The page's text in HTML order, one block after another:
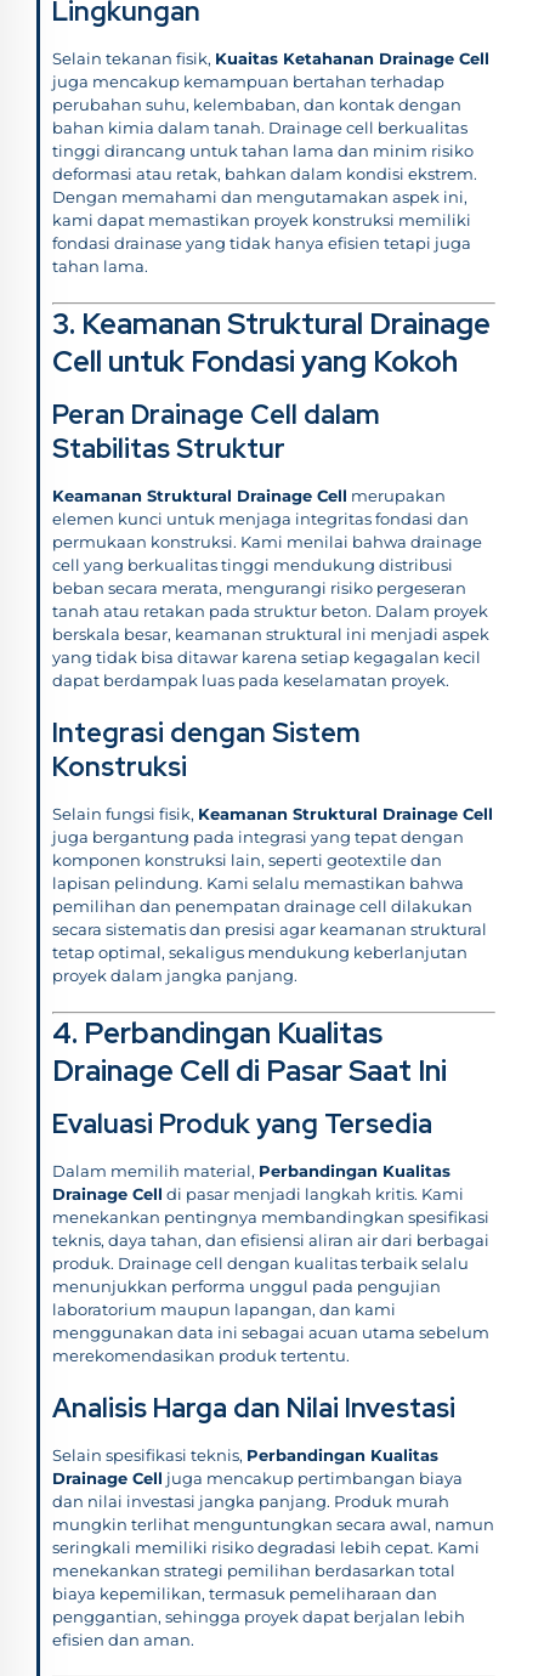
Lingkungan
Selain tekanan fisik, Kuaitas Ketahanan Drainage Cell
juga mencakup kemampuan bertahan terhadap
perubahan suhu, kelembaban, dan kontak dengan
bahan kimia dalam tanah. Drainage cell berkualitas
tinggi dirancang untuk tahan lama dan minim risiko
deformasi atau retak, bahkan dalam kondisi ekstrem.
Dengan memahami dan mengutamakan aspek ini,
kami dapat memastikan proyek konstruksi memiliki
fondasi drainase yang tidak hanya efisien tetapi juga
tahan lama.
3. Keamanan Struktural Drainage
Cell untuk Fondasi yang Kokoh
Peran Drainage Cell dalam
Stabilitas Struktur
Keamanan Struktural Drainage Cell merupakan
elemen kunci untuk menjaga integritas fondasi dan
permukaan konstruksi. Kami menilai bahwa drainage
cell yang berkualitas tinggi mendukung distribusi
beban secara merata, mengurangi risiko pergeseran
tanah atau retakan pada struktur beton. Dalam proyek
berskala besar, keamanan struktural ini menjadi aspek
yang tidak bisa ditawar karena setiap kegagalan kecil
dapat berdampak luas pada keselamatan proyek.
Integrasi dengan Sistem
Konstruksi
Selain fungsi fisik, Keamanan Struktural Drainage Cell
juga bergantung pada integrasi yang tepat dengan
komponen konstruksi lain, seperti geotextile dan
lapisan pelindung. Kami selalu memastikan bahwa
pemilihan dan penempatan drainage cell dilakukan
secara sistematis dan presisi agar keamanan struktural
tetap optimal, sekaligus mendukung keberlanjutan
proyek dalam jangka panjang.
4. Perbandingan Kualitas
Drainage Cell di Pasar Saat Ini
Evaluasi Produk yang Tersedia
Dalam memilih material, Perbandingan Kualitas
Drainage Cell di pasar menjadi langkah kritis. Kami
menekankan pentingnya membandingkan spesifikasi
teknis, daya tahan, dan efisiensi aliran air dari berbagai
produk. Drainage cell dengan kualitas terbaik selalu
menunjukkan performa unggul pada pengujian
laboratorium maupun lapangan, dan kami
menggunakan data ini sebagai acuan utama sebelum
merekomendasikan produk tertentu.
Analisis Harga dan Nilai Investasi
Selain spesifikasi teknis, Perbandingan Kualitas
Drainage Cell juga mencakup pertimbangan biaya
dan nilai investasi jangka panjang. Produk murah
mungkin terlihat menguntungkan secara awal, namun
seringkali memiliki risiko degradasi lebih cepat. Kami
menekankan strategi pemilihan berdasarkan total
biaya kepemilikan, termasuk pemeliharaan dan
penggantian, sehingga proyek dapat berjalan lebih
efisien dan aman.